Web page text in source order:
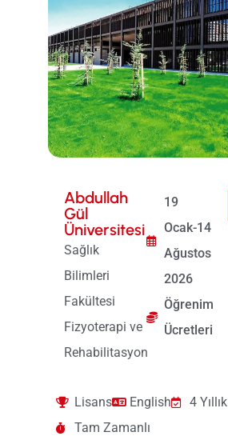
Abdullah
Gül
Üniversitesi
Sağlık
Bilimleri
Fakültesi
Fizyoterapi ve
Rehabilitasyon
19
Ocak-14
Ağustos
2026
Öğrenim
Ücretleri
Lisans English
4 Yıllık
Tam Zamanlı